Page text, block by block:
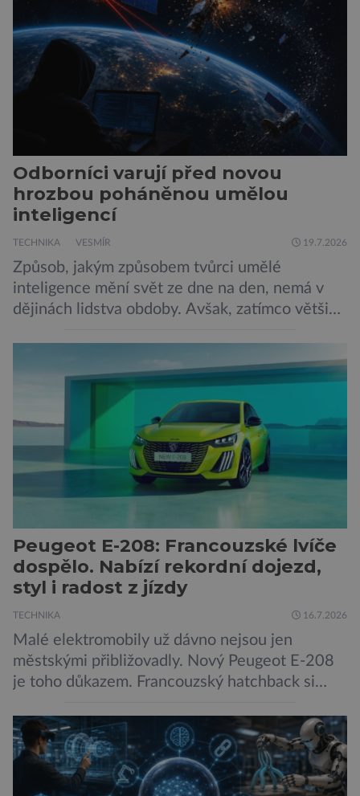
Muska, mají tendenci podporovat bludné
představy […]
Odborníci varují před novou
hrozbou poháněnou umělou
inteligencí
TECHNIKA VESMÍR 19.7.2026
Způsob, jakým způsobem tvůrci umělé
inteligence mění svět ze dne na den, nemá v
dějinách lidstva obdoby. Avšak, zatímco většina
bezpečnostní experti upozorňují na mnohem
méně nápadné riziko. Podle některých
odborníků by už během příštích dvou let mohly
pokročilé systémy AI výrazně usnadnit
kybernetické útoky […]
Peugeot E-208: Francouzské lvíče
dospělo. Nabízí rekordní dojezd,
styl i radost z jízdy
TECHNIKA 16.7.2026
Malé elektromobily už dávno nejsou jen
městskými přibližovadly. Nový Peugeot E-208
je toho důkazem. Francouzský hatchback si
dojezd a modernější technologie, ale hlavně
ukazuje, že i kompaktní elektromobil může být
autem, se kterým bez obav vyrazíte za hranice
města Peugeot se u modelu 208 trefil do